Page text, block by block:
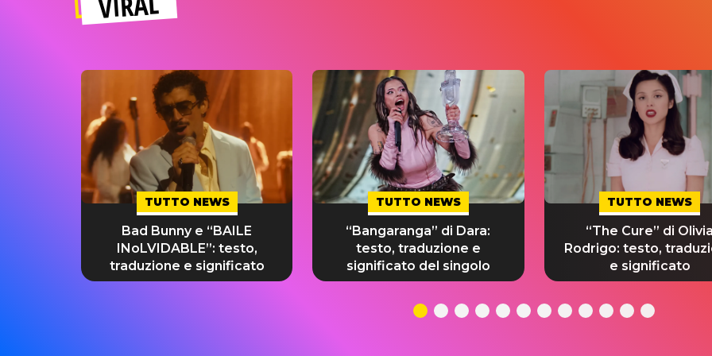
TUTTO NEWS
Bad Bunny e “BAILE
INoLVIDABLE”: testo,
traduzione e significato
TUTTO NEWS
“Bangaranga” di Dara:
testo, traduzione e
significato del singolo
TUTTO NEWS
“The Cure” di Olivia
Rodrigo: testo,
e significato